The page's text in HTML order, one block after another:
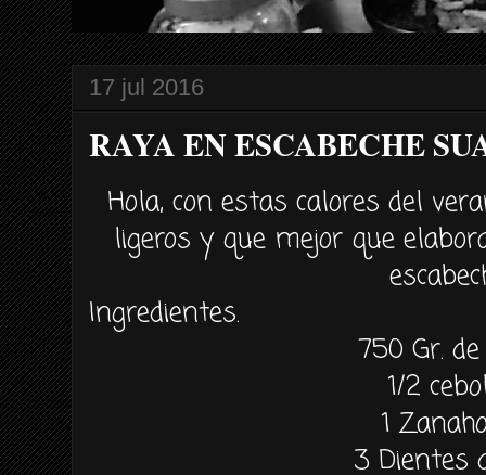
17 jul 2016
RAYA EN ESCABECHE
Hola, con estas calores del
ligeros y que mejor que
Ingredientes.
750 Gr.
1/2
1
3 Dientes